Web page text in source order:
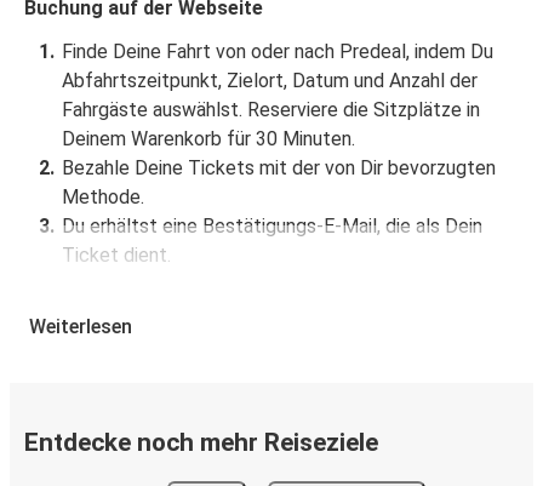
Buchung auf der Webseite
Finde Deine Fahrt von oder nach Predeal, indem Du
Abfahrtszeitpunkt, Zielort, Datum und Anzahl der
Fahrgäste auswählst. Reserviere die Sitzplätze in
Deinem Warenkorb für 30 Minuten.
Bezahle Deine Tickets mit der von Dir bevorzugten
Methode.
Du erhältst eine Bestätigungs-E-Mail, die als Dein
Ticket dient.
Buchung über die App
Predeal in der App.
Weiterlesen
Entdecke noch mehr Reiseziele